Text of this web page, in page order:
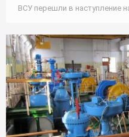
ВСУ перешли в наступление